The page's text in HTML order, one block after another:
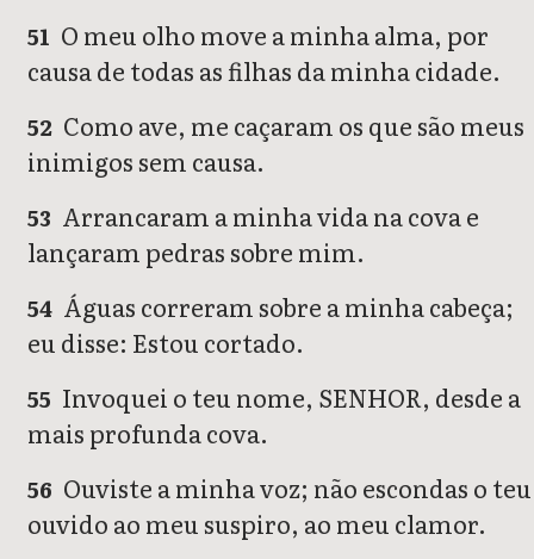
51 O meu olho move a minha alma, por
causa de todas as filhas da minha cidade.
52 Como ave, me caçaram os que são meus
inimigos sem causa.
53 Arrancaram a minha vida na cova e
lançaram pedras sobre mim.
54 Águas correram sobre a minha cabeça;
eu disse: Estou cortado.
55 Invoquei o teu nome, SENHOR, desde a
mais profunda cova.
56 Ouviste a minha voz; não escondas o teu
ouvido ao meu suspiro, ao meu clamor.